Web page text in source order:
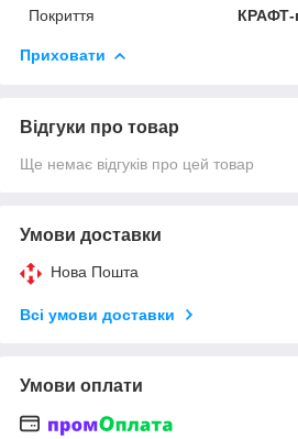
Покриття
КРАФТ-
Приховати
Відгуки про товар
Ще немає відгуків про цей товар
Умови доставки
Нова Пошта
Всі умови доставки
Умови оплати